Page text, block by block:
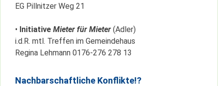
EG Pillnitzer Weg 21
• Initiative Mieter für Mieter (Adler)
i.d.R. mtl. Treffen im Gemeindehaus
Regina Lehmann 0176-276 278 13
Nachbarschaftliche Konflikte!?